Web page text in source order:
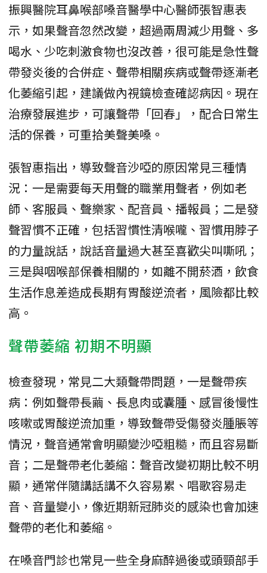
振興醫院耳鼻喉部嗓音醫學中心醫師張智惠表
示，如果聲音忽然改變，超過兩周減少用聲、多
喝水、少吃刺激食物也沒改善，很可能是急性聲
帶發炎後的合併症、聲帶相關疾病或聲帶逐漸老
化萎縮引起，建議做內視鏡檢查確認病因。現在
治療發展進步，可讓聲帶「回春」，配合日常生
活的保養，可重拾美聲美嗓。
張智惠指出，導致聲音沙啞的原因常見三種情
況：一是需要每天用聲的職業用聲者，例如老
師、客服員、聲樂家、配音員、播報員；二是發
聲習慣不正確，包括習慣性清喉嚨、習慣用脖子
的力量說話，說話音量過大甚至喜歡尖叫嘶吼；
三是與咽喉部保養相關的，如離不開菸酒，飲食
生活作息差造成長期有胃酸逆流者，風險都比較
高。
聲帶萎縮 初期不明顯
檢查發現，常見二大類聲帶問題，一是聲帶疾
病：例如聲帶長繭、長息肉或囊腫、感冒後慢性
咳嗽或胃酸逆流加重，導致聲帶受傷發炎腫脹等
情況，聲音通常會明顯變沙啞粗糙，而且容易斷
音；二是聲帶老化萎縮：聲音改變初期比較不明
顯，通常伴隨講話講不久容易累、唱歌容易走
音、音量變小，像近期新冠肺炎的感染也會加速
聲帶的老化和萎縮。
在嗓音門診也常見一些全身麻醉過後或頭頸部手